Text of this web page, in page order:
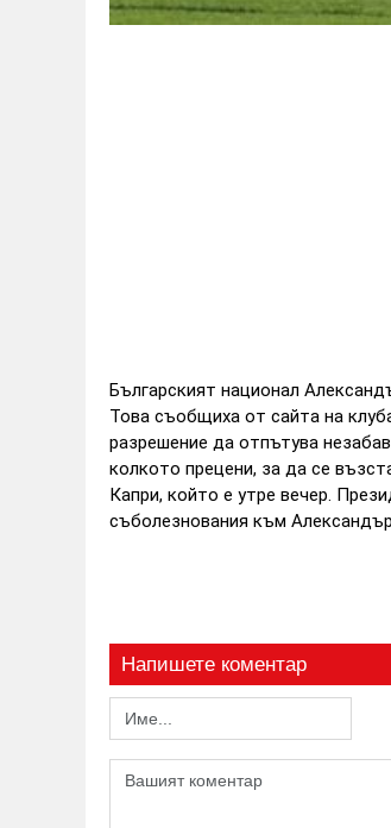
Българският национал
Това съобщиха от сайта на
разрешение да отпътува
колкото прецени, за да се
Капри, който е утре вечер.
съболезнования към
Напишете коментар